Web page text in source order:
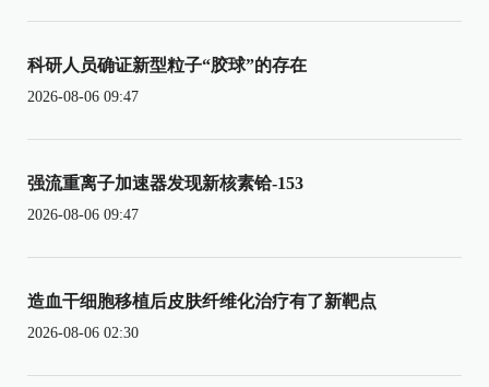
科研人员确证新型粒子“胶球”的存在
2026-08-06 09:47
强流重离子加速器发现新核素铪-153
2026-08-06 09:47
造血干细胞移植后皮肤纤维化治疗有了新靶点
2026-08-06 02:30